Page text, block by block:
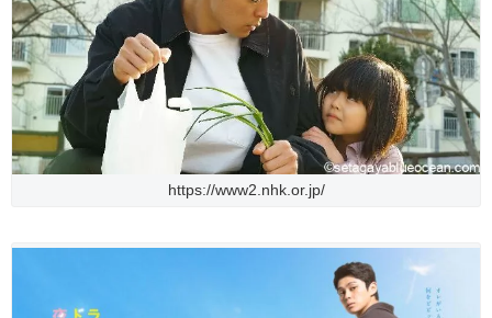
https://www2.nhk.or.jp/